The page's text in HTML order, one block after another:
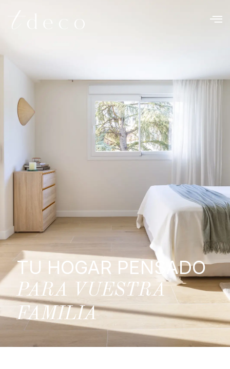
TU HOGAR PENSADO
PARA VUESTRA
FAMILIA